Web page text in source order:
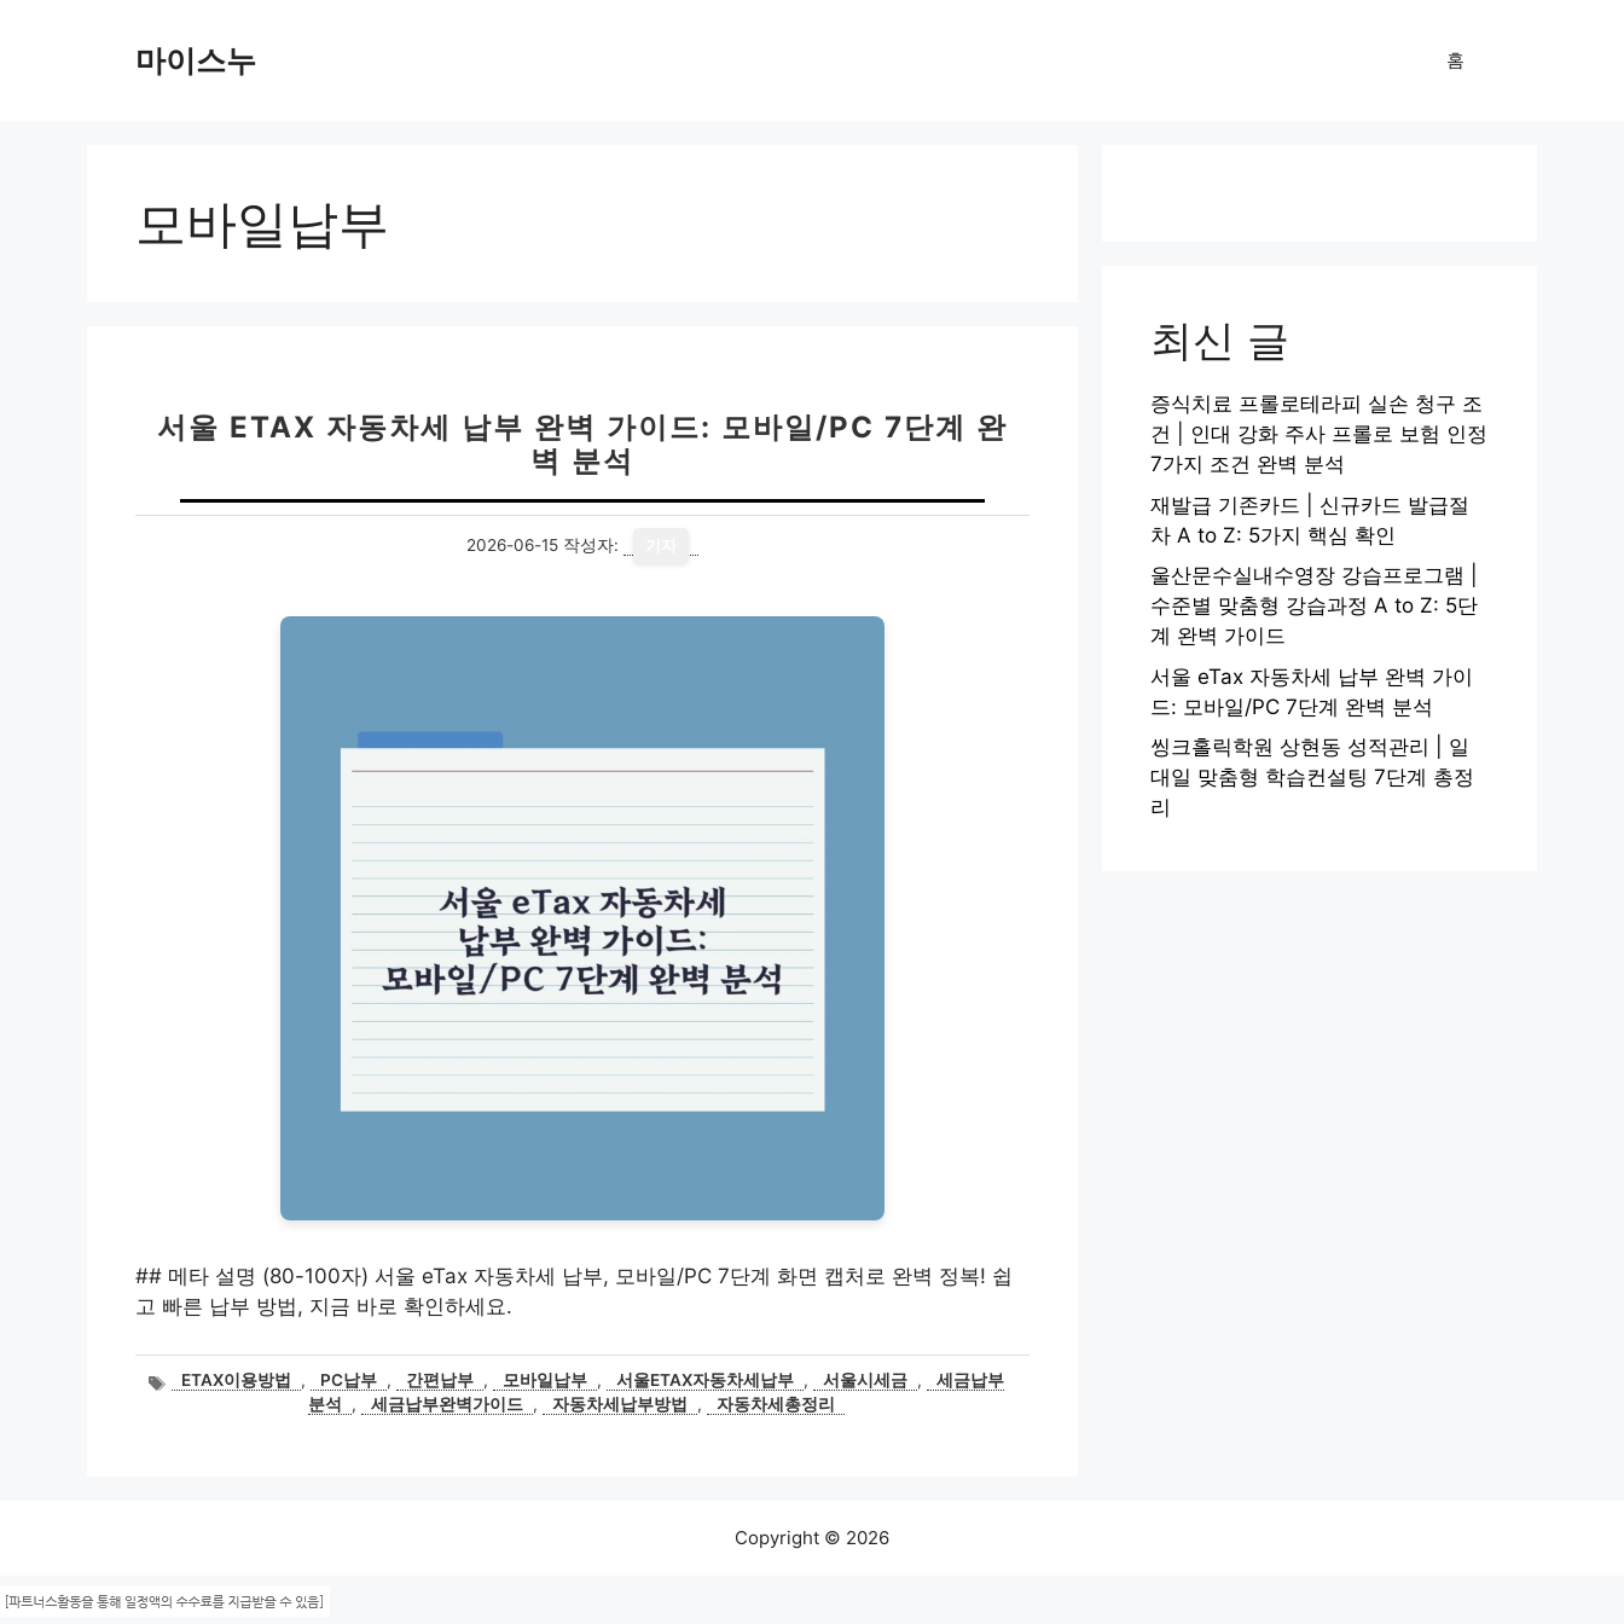
마이스누 홈
모바일납부
서울 ETAX 자동차세 납부 완벽 가이드: 모바일/PC 7단계 완
벽 분석
2026-06-15 작성자:
## 메타 설명 (80-100자) 서울 eTax 자동차세 납부, 모바일/PC 7단계 화면 캡처로 완벽 정복! 쉽
고 빠른 납부 방법, 지금 바로 확인하세요.
태ETAX이용방법 , PC납부 , 간편납부 , 모바일납부 , 서울ETAX자동차세납부 , 서울시세금 ,
세금납부
분석
, 세금납부완벽가이드 , 자동차세납부방법 , 자동차세총정리
최신 글
증식치료 프롤로테라피 실손 청구 조
건 | 인대 강화 주사 프롤로 보험 인정
7가지 조건 완벽 분석
재발급 기존카드 | 신규카드 발급절
차 A to Z: 5가지 핵심 확인
울산문수실내수영장 강습프로그램 |
수준별 맞춤형 강습과정 A to Z: 5단
계 완벽 가이드
서울 eTax 자동차세 납부 완벽 가이
드: 모바일/PC 7단계 완벽 분석
씽크홀릭학원 상현동 성적관리 | 일
대일 맞춤형 학습컨설팅 7단계 총정
리
Copyright © 2026